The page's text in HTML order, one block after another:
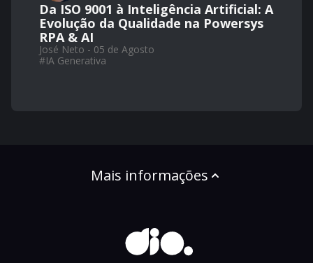
Da ISO 9001 à Inteligência Artificial: A
Evolução da Qualidade na Powersys
RPA & AI
José Neto - 05 de Agosto
#IA Generativa
Mais informações